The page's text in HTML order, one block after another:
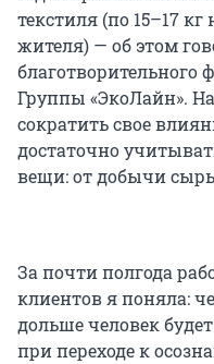
текстиля (по 15–17
жителя) — об этом
благотворительного
Группы «ЭкоЛайн».
сократить свое
достаточно
вещи: от добычи
За почти полгода
клиентов я поняла:
дольше человек
при переходе к